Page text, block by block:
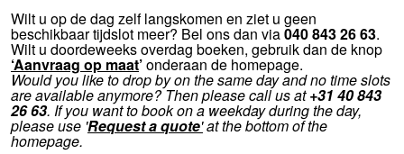
Wilt u op de dag zelf langskomen en ziet u geen
beschikbaar tijdslot meer? Bel ons dan via040 843 26 63.
Wilt u doordeweeks overdag boeken, gebruik dan de knop
‘Aanvraag op maat’onderaan de homepage.
Would you like to drop by on the same day and no time slots
are available anymore? Then please call us at+31 40 843
26 63. If you want to book on a weekday during the day,
please use 'Request a quote'at the bottom of the
homepage.